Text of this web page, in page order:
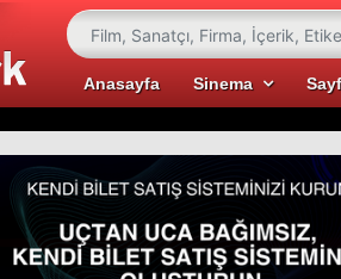
Anasayfa Sinema